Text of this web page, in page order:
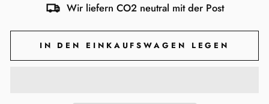
Wir liefern CO2 neutral mit der Post
IN DEN EINKAUFSWAGEN LEGEN